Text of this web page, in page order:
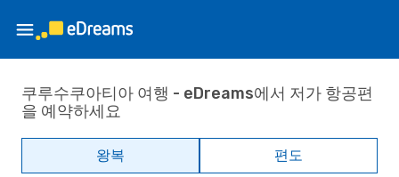
쿠루수쿠아티아 여행 - eDreams에서 저가 항공편
을 예약하세요
왕복 편도